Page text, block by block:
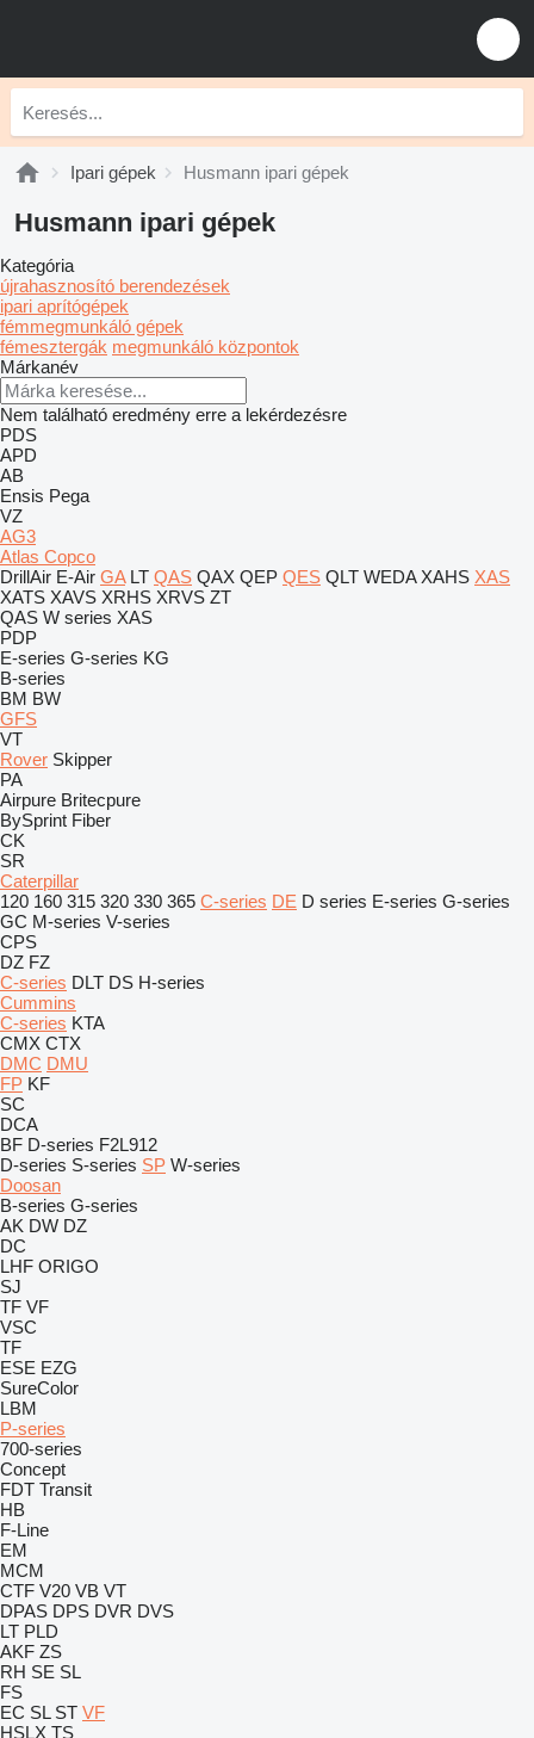
Ipari gépek Husmann ipari gépek
Husmann ipari gépek
Kategória
újrahasznosító berendezések
ipari aprítógépek
fémmegmunkáló gépek
fémesztergák megmunkáló központok
Márkanév
Nem található eredmény erre a lekérdezésre
PDS
APD
AB
Ensis Pega
VZ
AG3
Atlas Copco
DrillAir E-Air GA LT QAS QAX QEP QES QLT WEDA XAHS XAS
XATS XAVS XRHS XRVS ZT
QAS W series XAS
PDP
E-series G-series KG
B-series
BM BW
GFS
VT
Rover Skipper
PA
Airpure Britecpure
BySprint Fiber
CK
SR
Caterpillar
120 160 315 320 330 365 C-series DE D series E-series G-series
GC M-series V-series
CPS
DZ FZ
C-series DLT DS H-series
Cummins
C-series KTA
CMX CTX
DMC DMU
FP KF
SC
DCA
BF D-series F2L912
D-series S-series SP W-series
Doosan
B-series G-series
AK DW DZ
DC
LHF ORIGO
SJ
TF VF
VSC
TF
ESE EZG
SureColor
LBM
P-series
700-series
Concept
FDT Transit
HB
F-Line
EM
MCM
CTF V20 VB VT
DPAS DPS DVR DVS
LT PLD
AKF ZS
RH SE SL
FS
EC SL ST VF
HSLX TS